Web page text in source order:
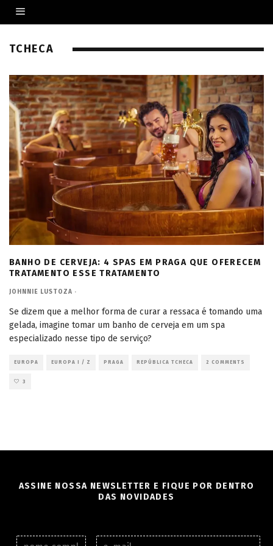
TCHECA
BANHO DE CERVEJA: 4 SPAS EM PRAGA QUE OFERECEM
TRATAMENTO ESSE TRATAMENTO
JOHNNIE LUSTOZA ·
Se dizem que a melhor forma de curar a ressaca é tomando uma
gelada, imagine tomar um banho de cerveja em um spa
especializado nesse tipo de serviço?
EUROPA EUROPA I / Z PRAGA REPÚBLICA TCHECA 2 COMMENTS
3
ASSINE NOSSA NEWSLETTER E FIQUE POR DENTRO
DAS NOVIDADES
N